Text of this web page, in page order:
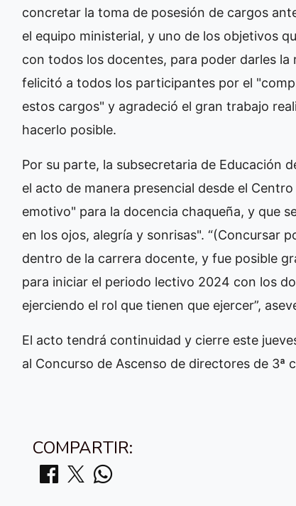
concretar la toma de posesión de cargos
el equipo ministerial, y uno de los objetivos
con todos los docentes, para poder darles la
felicitó a todos los participantes por el
estos cargos" y agradeció el gran trabajo
hacerlo posible.
Por su parte, la subsecretaria de Educación
el acto de manera presencial desde el
emotivo" para la docencia chaqueña, y que
en los ojos, alegría y sonrisas". “(Concursar
dentro de la carrera docente, y fue posible
para iniciar el periodo lectivo 2024 con los
ejerciendo el rol que tienen que ejercer”,
El acto tendrá continuidad y cierre este
al Concurso de Ascenso de directores de 3ª
COMPARTIR: